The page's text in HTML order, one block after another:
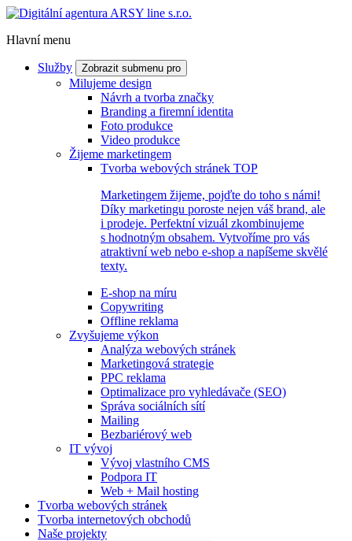
Hlavní menu
Služby Zobrazit submenu pro
Milujeme design
Návrh a tvorba značky
Branding a firemní identita
Foto produkce
Video produkce
Žijeme marketingem
Tvorba webových stránek TOP
Marketingem žijeme, pojďte do toho s námi!
Díky marketingu poroste nejen váš brand, ale
i prodeje. Perfektní vizuál zkombinujeme
s hodnotným obsahem. Vytvoříme pro vás
atraktivní web nebo e-shop a napíšeme skvělé
texty.
E-shop na míru
Copywriting
Offline reklama
Zvyšujeme výkon
Analýza webových stránek
Marketingová strategie
PPC reklama
Optimalizace pro vyhledávače (SEO)
Správa sociálních sítí
Mailing
Bezbariérový web
IT vývoj
Vývoj vlastního CMS
Podpora IT
Web + Mail hosting
Tvorba webových stránek
Tvorba internetových obchodů
Naše projekty